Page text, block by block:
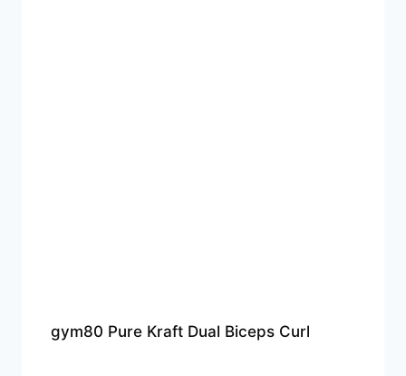
gym80 Pure Kraft Dual Biceps Curl